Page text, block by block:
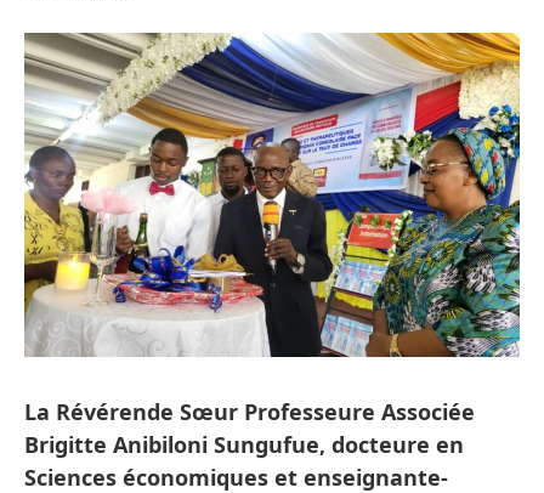
La Révérende Sœur Professeure Associée
Brigitte Anibiloni Sungufue, docteure en
Sciences économiques et enseignante-